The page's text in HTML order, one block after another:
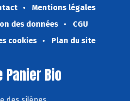
Mentions légales
des données
CGU
cookies
Plan du site
Panier Bio